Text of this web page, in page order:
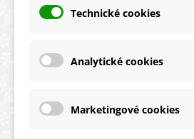
Ochrana osobních údajů
★★★★★
Technické cookies
Analytické cookies
Marketingové cookies